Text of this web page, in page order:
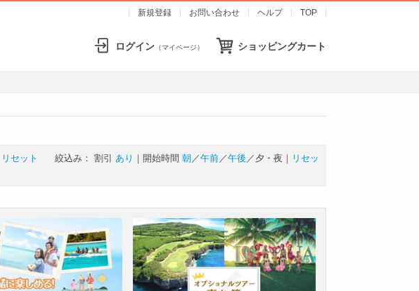
新規登録 お問い合わせ ヘルプ TOP
ショッピングカート
ログイン （マイページ）
リセット 絞込み： 割引 あり ｜開始時間 朝 ／午前／午後 ／ 夕・夜 ｜ リセッ